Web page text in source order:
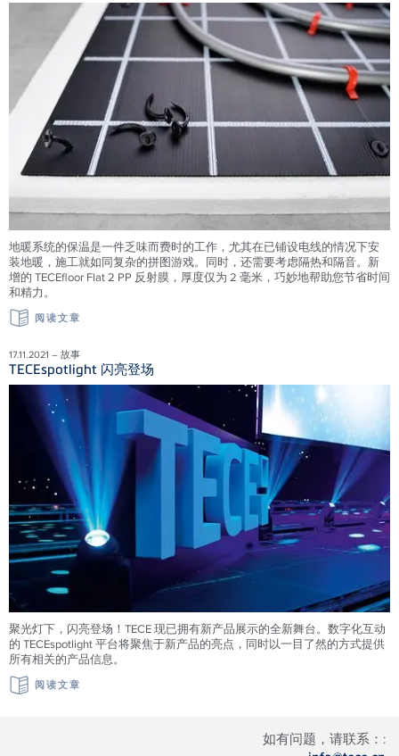
如有问题，请联系：:
地暖系统的保温是一件乏味而费时的工作，尤其在已铺设电线的情况下安
装地暖，施工就如同复杂的拼图游戏。同时，还需要考虑隔热和隔音。新
增的 TECEfloor Flat 2 PP 反射膜，厚度仅为 2 毫米，巧妙地帮助您节省时间
和精力。
阅读文章
17.11.2021 – 故事
TECEspotlight 闪亮登场
聚光灯下，闪亮登场！TECE 现已拥有新产品展示的全新舞台。数字化互动
的 TECEspotlight 平台将聚焦于新产品的亮点，同时以一目了然的方式提供
所有相关的产品信息。
阅读文章